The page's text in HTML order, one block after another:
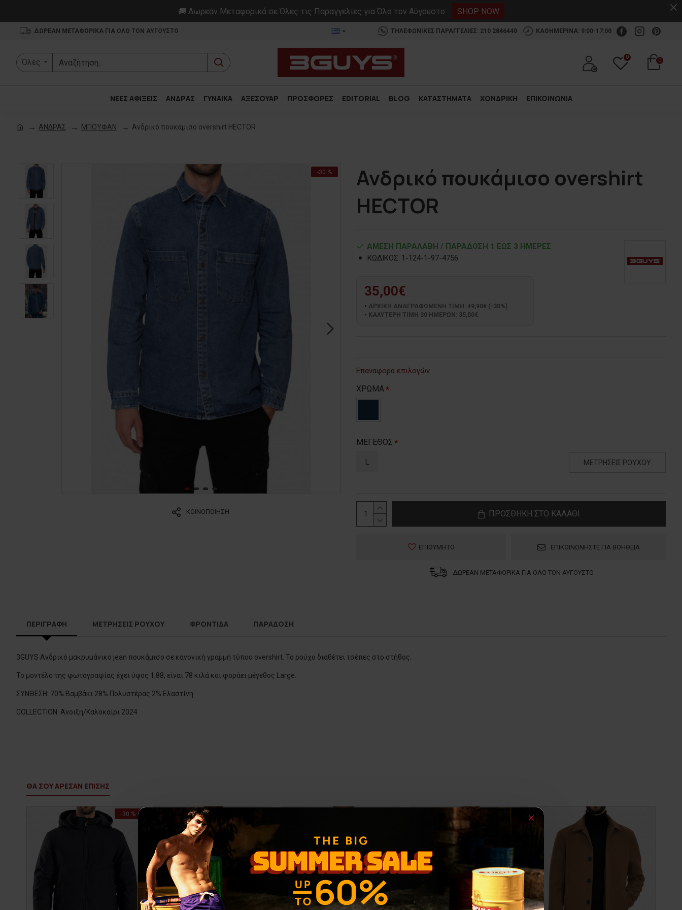
🚚 Δωρεάν Μεταφορικά σε Όλες τις Παραγγελίες για Όλο τον Αύγουστο SHOP NOW
ΔΩΡΕΑΝ ΜΕΤΑΦΟΡΙΚΑ ΓΙΑ ΟΛΟ ΤΟΝ ΑΥΓΟΥΣΤΟ ΤΗΛΕΦΩΝΙΚΕΣ ΠΑΡΑΓΓΕΛΙΕΣ: 210 2846440 ΚΑΘΗΜΕΡΙΝΑ: 9:00-17:00
Όλες
0 0
ΝΕΕΣ ΑΦΙΞΕΙΣ ΑΝΔΡΑΣ ΓΥΝΑΙΚΑ ΑΞΕΣΟΥΑΡ ΠΡΟΣΦΟΡΕΣ EDITORIAL BLOG ΚΑΤΑΣΤΗΜΑΤΑ ΧΟΝΔΡΙΚΗ ΕΠΙΚΟΙΝΩΝΙΑ
ΑΝΔΡΑΣ ΜΠΟΥΦΑΝ Ανδρικό πουκάμισο overshirt HECTOR
-30 %
ΚΟΙΝΟΠΟΙΗΣΗ
Ανδρικό πουκάμισο overshirt
HECTOR
ΑΜΕΣΗ ΠΑΡΑΛΑΒΗ / ΠΑΡΑΔOΣΗ 1 ΕΩΣ 3 ΗΜΕΡΕΣ
ΚΩΔΙΚΟΣ: 1-124-1-97-4756
35,00€
ΑΡΧΙΚΗ ΑΝΑΓΡΑΦΟΜΕΝΗ ΤΙΜΗ: 49,90€ (-30%)
ΚΑΛΥΤΕΡΗ ΤΙΜΗ 30 ΗΜΕΡΩΝ: 35,00€
Επαναφορά επιλογών
ΧΡΩΜΑ
ΜΕΓΕΘΟΣ
L ΜΕΤΡΗΣΕΙΣ ΡΟΥΧΟΥ
ΠΡΟΣΘΗΚΗ ΣΤΟ ΚΑΛΑΘΙ
ΕΠΙΘΥΜΗΤΟ ΕΠΙΚΟΙΝΩΝΗΣΤΕ ΓΙΑ ΒΟΗΘΕΙΑ
ΔΩΡΕΑΝ ΜΕΤΑΦΟΡΙΚΑ ΓΙΑ ΟΛΟ ΤΟΝ ΑΥΓΟΥΣΤΟ
ΠΕΡΙΓΡΑΦΗ ΜΕΤΡΗΣΕΙΣ ΡΟΥΧΟΥ ΦΡΟΝΤΙΔΑ ΠΑΡΑΔΟΣΗ
3GUYS Ανδρικό μακρυμάνικο jean πουκάμισο σε κανονική γραμμή τύπου overshirt. Το ρούχο διαθέτει τσέπες στο στήθος.
Το μοντέλο της φωτογραφίας έχει ύψος 1,88, είναι 78 κιλά και φοράει μέγεθος Large.
ΣΥΝΘΕΣΗ: 70% Βαμβάκι 28% Πολυστέρας 2% Ελαστίνη
COLLECTION: Άνοιξη/Καλοκαίρι 2024
ΘΑ ΣΟΥ ΑΡΕΣΑΝ ΕΠΙΣΗΣ
-30 %